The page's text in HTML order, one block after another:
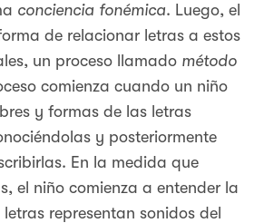
conciencia fonémica. Luego, el
de relacionar letras a estos
un proceso llamado método
comienza cuando un niño
y formas de las letras
y posteriormente
En la medida que
el niño comienza a entender la
representan sonidos del